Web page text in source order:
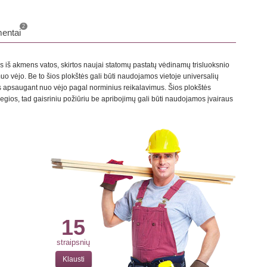
2
iš akmens vatos, skirtos naujai statomų pastatų vėdinamų trisluoksnio
vėjo. Be to šios plokštės gali būti naudojamos vietoje universalių
nuo vėjo pagal norminius reikalavimus. Šios plokštės
tad gaisriniu požiūriu be apribojimų gali būti naudojamos įvairaus
15
straipsnių
Klausti